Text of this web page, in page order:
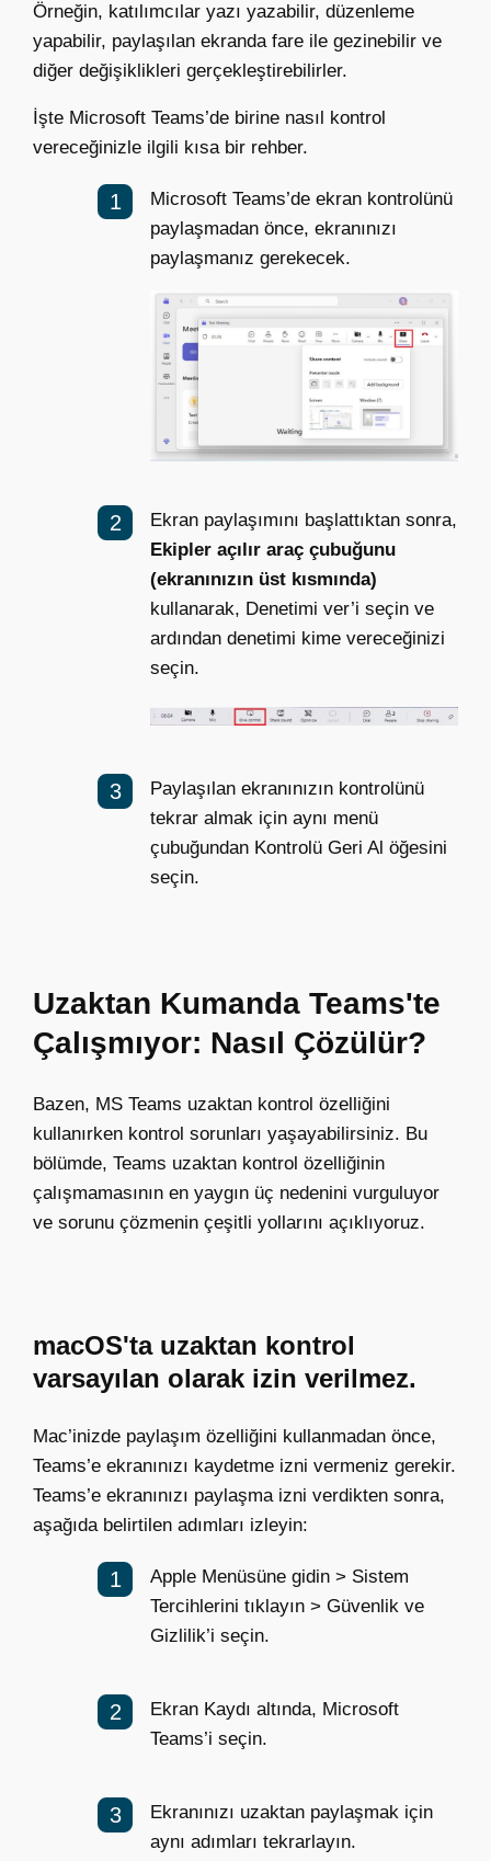
Örneğin, katılımcılar yazı yazabilir, düzenleme
yapabilir, paylaşılan ekranda fare ile gezinebilir ve
diğer değişiklikleri gerçekleştirebilirler.
İşte Microsoft Teams’de birine nasıl kontrol
vereceğinizle ilgili kısa bir rehber.
Microsoft Teams’de ekran kontrolünü
paylaşmadan önce, ekranınızı
paylaşmanız gerekecek.
Ekran paylaşımını başlattıktan sonra,
Ekipler açılır araç çubuğunu
(ekranınızın üst kısmında)
kullanarak, Denetimi ver’i seçin ve
ardından denetimi kime vereceğinizi
seçin.
Paylaşılan ekranınızın kontrolünü
tekrar almak için aynı menü
çubuğundan Kontrolü Geri Al öğesini
seçin.
Uzaktan Kumanda Teams'te
Çalışmıyor: Nasıl Çözülür?
Bazen, MS Teams uzaktan kontrol özelliğini
kullanırken kontrol sorunları yaşayabilirsiniz. Bu
bölümde, Teams uzaktan kontrol özelliğinin
çalışmamasının en yaygın üç nedenini vurguluyor
ve sorunu çözmenin çeşitli yollarını açıklıyoruz.
macOS'ta uzaktan kontrol
varsayılan olarak izin verilmez.
Mac’inizde paylaşım özelliğini kullanmadan önce,
Teams’e ekranınızı kaydetme izni vermeniz gerekir.
Teams’e ekranınızı paylaşma izni verdikten sonra,
aşağıda belirtilen adımları izleyin:
Apple Menüsüne gidin > Sistem
Tercihlerini tıklayın > Güvenlik ve
Gizlilik’i seçin.
Ekran Kaydı altında, Microsoft
Teams’i seçin.
Ekranınızı uzaktan paylaşmak için
aynı adımları tekrarlayın.